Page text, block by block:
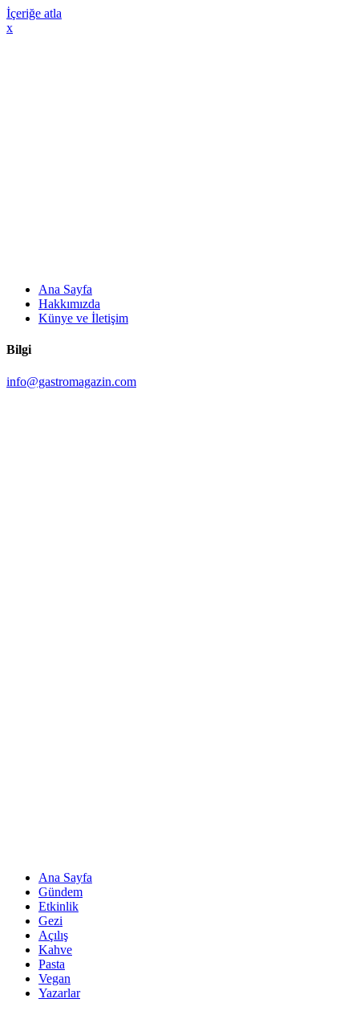
İçeriğe atla
x
Ana Sayfa
Hakkımızda
Künye ve İletişim
Bilgi
info@gastromagazin.com
Ana Sayfa
Gündem
Etkinlik
Gezi
Açılış
Kahve
Pasta
Vegan
Yazarlar